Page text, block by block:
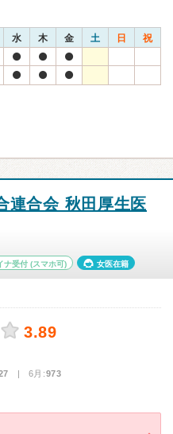
水 木 金 土 日 祝
連合会 秋田厚生医
ナ受付 (スマホ可) 女医在籍
3.89
| 6月:973